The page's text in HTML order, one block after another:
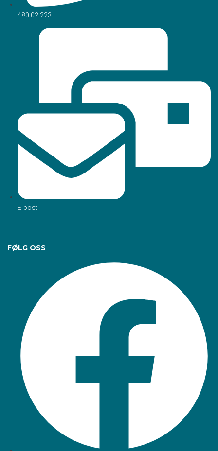
480 02 223
E-post
FØLG OSS